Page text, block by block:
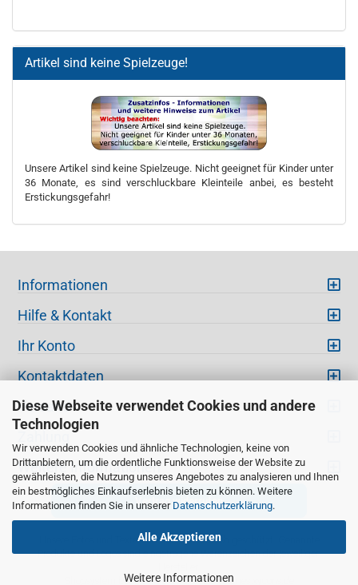
Diese Webseite verwendet Cookies und andere
Technologien
Wir verwenden Cookies und ähnliche Technologien, keine von
Drittanbietern, um die ordentliche Funktionsweise der Website zu
gewährleisten, die Nutzung unseres Angebotes zu analysieren und Ihnen
ein bestmögliches Einkaufserlebnis bieten zu können. Weitere
Informationen finden Sie in unserer Datenschutzerklärung.
Alle Akzeptieren
Weitere Informationen
Artikel sind keine Spielzeuge!
Unsere Artikel sind keine Spielzeuge. Nicht geeignet für Kinder unter
36 Monate, es sind verschluckbare Kleinteile anbei, es besteht
Erstickungsgefahr!
Informationen
Hilfe & Kontakt
Ihr Konto
Kontaktdaten
Versand
Weitere Informationen
Vertrag widerrufen
Unsere Fotos und Texte sind urheberrechtlich geschützt. Genannte
Produkte und Logos sind eingetragene Warenzeichen der jeweiligen
Shopsystem beiGambio.de© 2026 Themes